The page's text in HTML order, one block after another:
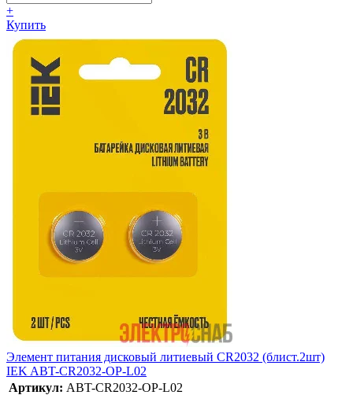
+
Купить
Элемент питания дисковый литиевый CR2032 (блист.2шт)
IEK ABT-CR2032-OP-L02
Артикул: ABT-CR2032-OP-L02